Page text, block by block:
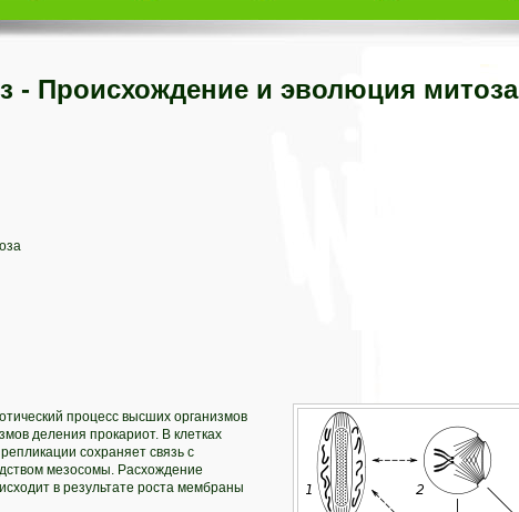
- Происхождение и эволюция митоза
процесс высших организмов
деления прокариот. В клетках
сохраняет связь с
мезосомы. Расхождение
в результате роста мембраны